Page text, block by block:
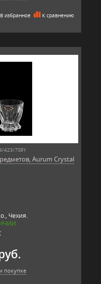
В избранное К сравнению
423/7S9Y
Aurum Crystal
Чехия.
покупке